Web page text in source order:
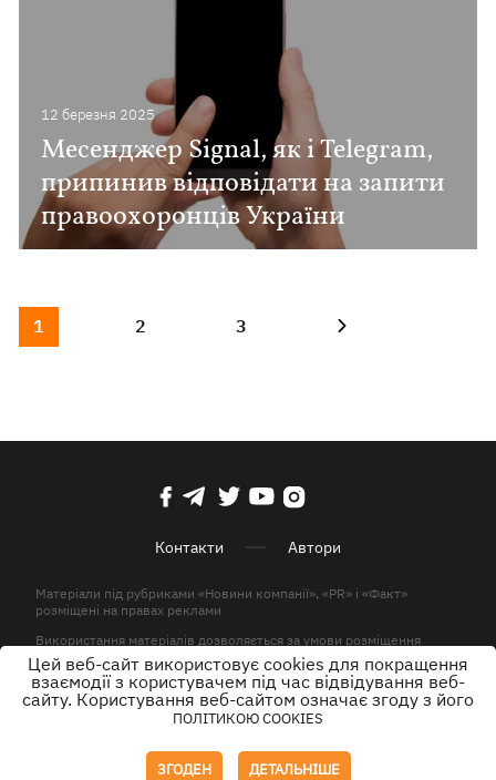
12 березня 2025
Месенджер Signal, як і Telegram,
припинив відповідати на запити
правоохоронців України
1 2 3
Контакти Автори
Матеріали під рубриками «Новини компанії», «PR» і «Факт»
розміщені на правах реклами
Використання матеріалів дозволяється за умови розміщення
активного гіперпосилання на KP.UA в першому абзаці.
© ТОВ «ЮЛАВ МЕДІА» 2026. Всі права захищені.
Цей веб-сайт використовує cookies для покращення
взаємодії з користувачем під час відвідування веб-
сайту. Користування веб-сайтом означає згоду з його
ПОЛІТИКОЮ COOKIES
ЗГОДЕН ДЕТАЛЬНІШЕ